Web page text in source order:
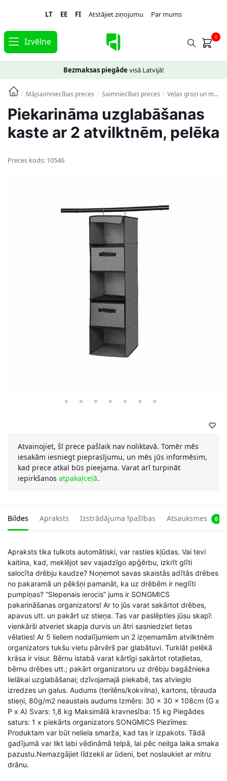
navigation
content
LT EE FI Atstājiet ziņojumu Par mums
Izvēlne 0
Bezmaksas piegāde visā Latvijā!
/ Mājsaimniecības preces / Saimniecības preces / Veļas grozi un mantu uzglabāšanas kastes
Piekarināma uzglabāšanas
kaste ar 2 atvilktnēm, pelēka
Preces kods: 10546
Atvainojiet, šī prece pašlaik nav noliktavā. Tomēr mēs
iesakām iesniegt pieprasījumu, un mēs jūs informēsim,
kad prece atkal būs pieejama. Varat arī turpināt
iepirkšanos atpakaļceļā.
Bildes Apraksts Izstrādājuma īpašības Atsauksmes 0
Apraksts tika tulkots automātiski, var rasties kļūdas. Vai tevi
kaitina, kad, meklējot sev vajadzīgo apģērbu, izkrīt glīti
salocīta drēbju kaudze? Noņemot savas skaistās adītās drēbes
no pakaramā un pēkšņi pamanāt, ka uz drēbēm ir neglīti
pumpiņas? “Slepenais ierocis” jums ir SONGMICS
pakarināšanas organizators! Ar to jūs varat sakārtot drēbes,
apavus utt. un pakārt uz stieņa. Tas var paslēpties jūsu skapī:
vienkārši atveriet skapja durvis un ātri sasniedziet lietas
vēlaties! Ar 5 lieliem nodalījumiem un 2 izņemamām atvilktnēm
organizators tukšu vietu pārvērš par glabātuvi. Turklāt pelēkā
krāsa ir visur. Bērnu istabā varat kārtīgi sakārtot rotaļlietas,
bērnu drēbes utt.; pakārt organizatoru uz drēbju bagāžnieka
lielākai uzglabāšanai; dzīvojamajā piekabē, tas atvieglo
izredzes un galus. Audums (terilēns/kokvilna), kartons, tērauda
stieņi, 80g/m2 neaustais audums Izmērs: 30 x 30 x 108cm (G x
P x A) Svars: 1,8 kg Maksimālā kravnesība: 15 kg Piegādes
saturs: 1 x piekārts organizators SONGMICS Piezīmes:
Produktam var būt neliela smarža, kad tas ir izpakots. Tādā
gadījumā var likt labi vēdināmā telpā, lai pēc neilga laika smaka
pazustu.Nemazgājiet līdzekli ar ūdeni, bet noslaukiet ar mitru
drānu.